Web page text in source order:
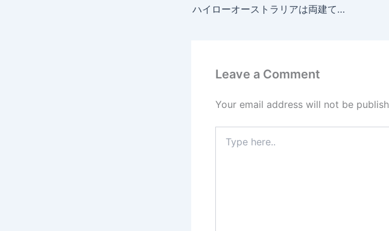
ハイローオーストラリアは両建てできる？利益を狙う攻略法を解説
Leave a Comment
Your email address will not be
here..